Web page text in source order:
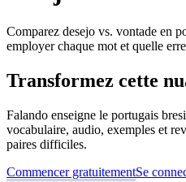
Comparez desejo vs. vontade en
employer chaque mot et quelle
Transformez cette
Falando enseigne le portugais
vocabulaire, audio, exemples et
paires difficiles.
Commencer gratuitementSe